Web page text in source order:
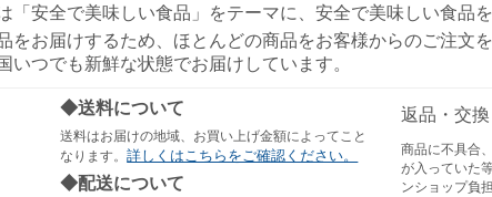
「安全で美味しい食品」をテーマに、安全で美味しい食品
をお届けするため、ほとんどの商品をお客様からのご注
つでも新鮮な状態でお届けしています。
◆送料について
送料はお届けの地域、お買い上げ金額によってこと
なります。詳しくはこちらをご確認ください。
◆配送について
返品・交換
商品に不具合
が入っていた
ンショップ負